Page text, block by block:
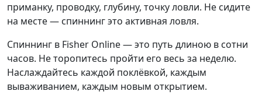
приманку, проводку, глубину, точку ловли. Не сидите
на месте — спиннинг это активная ловля.
Спиннинг в Fisher Online — это путь длиною в сотни
часов. Не торопитесь пройти его весь за неделю.
Наслаждайтесь каждой поклёвкой, каждым
вываживанием, каждым новым открытием.